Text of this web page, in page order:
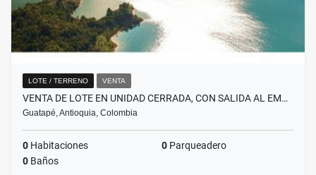
LOTE / TERRENO VENTA
VENTA DE LOTE EN UNIDAD CERRADA, CON SALIDA AL EM…
Guatapé, Antioquia, Colombia
0 Habitaciones 0 Parqueadero
0 Baños